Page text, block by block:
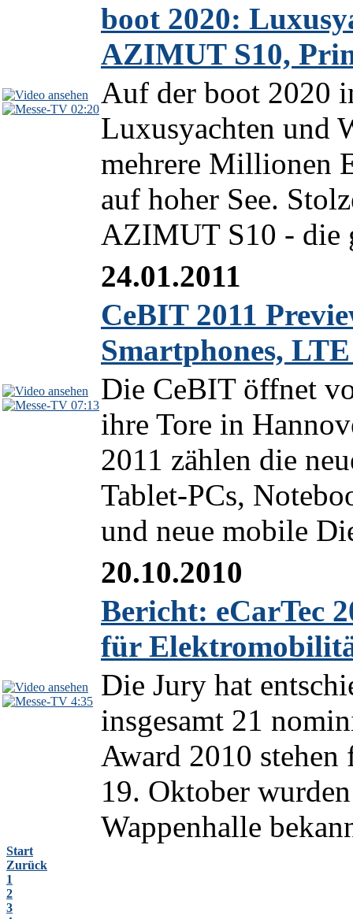
02:20
boot 2020:
AZIMUT S10,
Auf der boot 2020
Luxusyachten und
mehrere Millionen
auf hoher See.
AZIMUT S10 - die
07:13
24.01.2011
CeBIT 2011
Smartphones,
Die CeBIT öffnet
ihre Tore in
2011 zählen die
Tablet-PCs,
und neue mobile
4:35
20.10.2010
Bericht: eCarTec
für
Die Jury hat
insgesamt 21
Award 2010
19. Oktober
Wappenhalle
Start
Zurück
1
2
3